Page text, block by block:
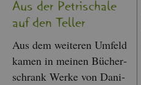
Aus der Pe­tri­scha­le
auf den Tel­ler
Aus dem wei­te­ren Um­feld
kamen in mei­nen Bü­cher­
schrank Werke von Da­ni­